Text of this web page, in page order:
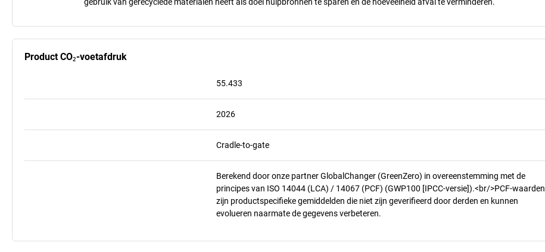
Product CO₂-voetafdruk
55.433
2026
Cradle-to-gate
Berekend door onze partner GlobalChanger (GreenZero) in overeenstemming met de
principes van ISO 14044 (LCA) / 14067 (PCF) (GWP100 [IPCC-versie]).<br/>PCF-waarden
zijn productspecifieke gemiddelden die niet zijn geverifieerd door derden en kunnen
evolueren naarmate de gegevens verbeteren.